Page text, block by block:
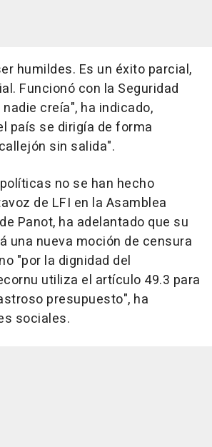
humildes. Es un éxito parcial,
Funcionó con la Seguridad
creía", ha indicado,
país se dirigía de forma
sin salida".
no se han hecho
de LFI en la Asamblea
Panot, ha adelantado que su
una nueva moción de censura
"por la dignidad del
utiliza el artículo 49.3 para
presupuesto", ha
sociales.